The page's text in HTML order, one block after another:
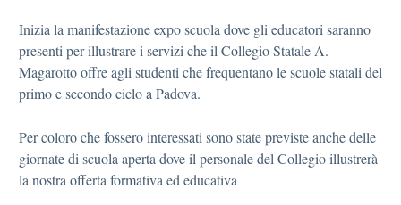
Inizia la manifestazione expo scuola dove gli educatori saranno
presenti per illustrare i servizi che il Collegio Statale A.
Magarotto offre agli studenti che frequentano le scuole statali del
primo e secondo ciclo a Padova.
Per coloro che fossero interessati sono state previste anche delle
giornate di scuola aperta dove il personale del Collegio illustrerà
la nostra offerta formativa ed educativa